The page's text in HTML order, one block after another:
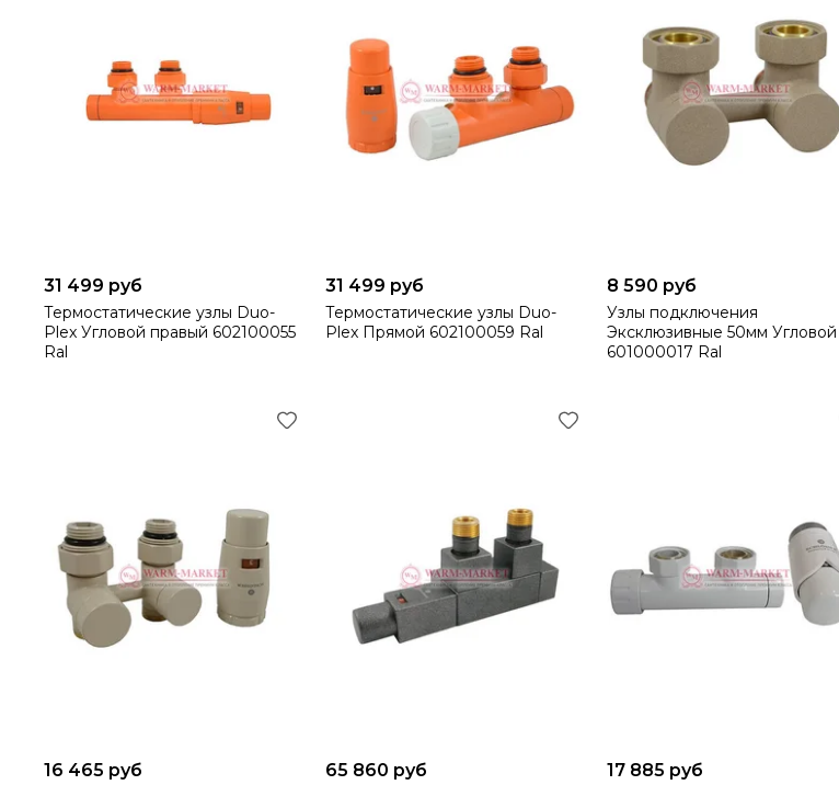
31 499 руб
Термостатические узлы Duo-
Plex Угловой правый 602100055
Ral
31 499 руб
Термостатические узлы Duo-
Plex Прямой 602100059 Ral
8 590 руб
Узлы подключения
Эксклюзивные 50мм Угловой
601000017 Ral
16 465 руб 65 860 руб 17 885 руб